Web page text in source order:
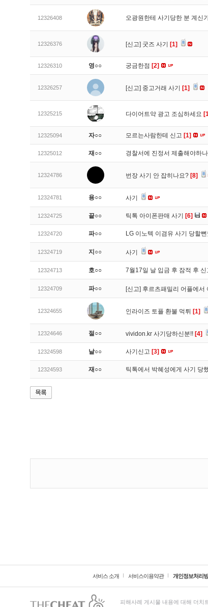
12326408 오광원한테 사기당한 분 계신
12326376 [신고] 굿즈 사기 [1]
12326310 영○○ 궁금한점 [2]
12326257 [신고] 중고거래 사기 [1]
12325215 다이어트약 광고 조심하세요
12325094 자○○ 모르는사람한테 신고 [1]
12325012 재○○ 경찰서에 진정서 제출해야하
12324786 번장 사기 안 잡히나요? [8]
12324781 용○○ 사기
12324725 끝○○ 틱톡 아이폰판매 사기 [6]
12324720 파○○ LG 이노텍 이겸유 사기 당할
12324719 지○○ 사기
12324713 호○○ 7월17일 날 입금 후 잠적 후 신
12324709 파○○ [신고] 후르츠패밀리 어플에서
12324655 인라이즈 토플 환불 먹튀 [1]
12324646 절○○ vividon.kr 사기당하신분!! [4]
12324598 날○○ 사기신고 [3]
12324593 재○○ 틱톡에서 박혜성에게 사기 당
서비스 소개 서비스이용약관 개인정보처리
피해사례 게시물 내용에 대해 더치